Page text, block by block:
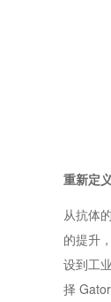
重新定
从抗体
的提升
设到工
择